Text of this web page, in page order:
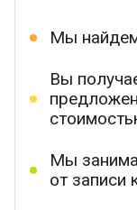
Мы
Вы
Мы
от записи